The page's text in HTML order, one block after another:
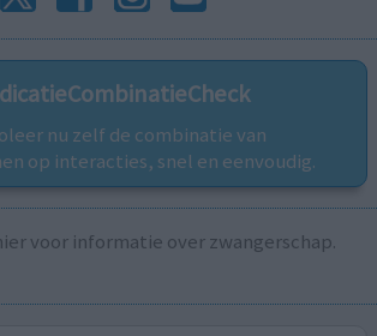
nu zelf de combinatie van
op interacties, snel en eenvoudig.
voor informatie over zwangerschap.